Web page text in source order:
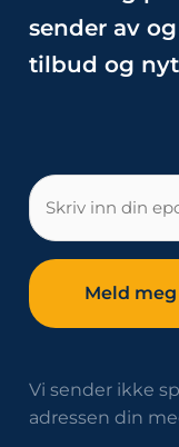
sender av
tilbud og
E-
post
Vi sender ikke
adressen din